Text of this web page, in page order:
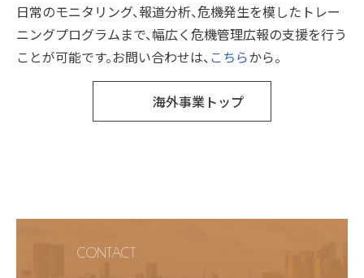
日常のモニタリング、報道分析、危機発生を模したトレー
ニングプログラムまで、幅広く危機管理広報の支援を行う
ことが可能です。お問い合わせは、 こちらから。
海外事業トップ
CONTACT